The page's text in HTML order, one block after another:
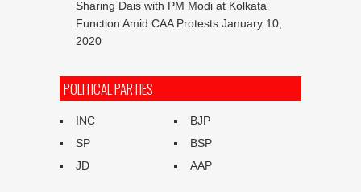
Sharing Dais with PM Modi at Kolkata
Function Amid CAA Protests January 10,
2020
POLITICAL PARTIES
INC
BJP
SP
BSP
JD
AAP